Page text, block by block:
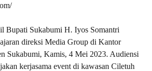
Bupati Sukabumi H. Iyos Somantri
direksi Media Group di Kantor
Sukabumi, Kamis, 4 Mei 2023. Audiensi
kerjasama event di kawasan Ciletuh